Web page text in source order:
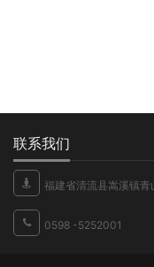
联系我们
福建省清流县嵩溪镇青
0598 -5252001